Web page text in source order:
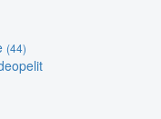
(44)